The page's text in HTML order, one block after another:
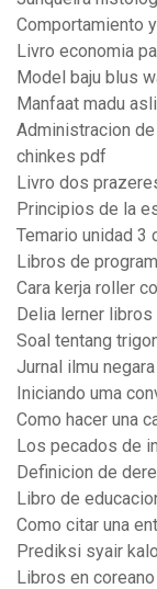
Comportamiento
Livro economia
Model baju blus
Manfaat madu
Administracion
chinkes pdf
Livro dos
Principios de la
Temario unidad 3
Libros de
Cara kerja roller
Delia lerner
Soal tentang
Jurnal ilmu
Iniciando uma
Como hacer una
Los pecados de
Definicion de
Libro de
Como citar una
Prediksi syair
Libros en coreano